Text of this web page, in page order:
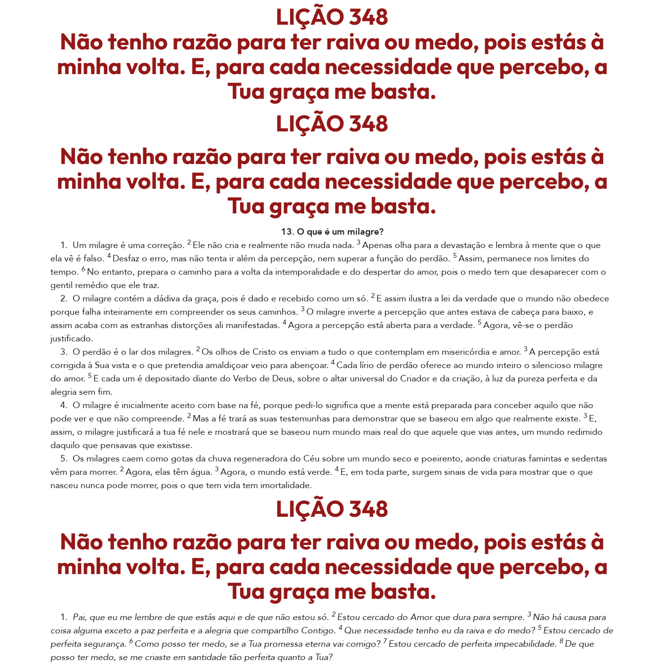
LIÇÃO 348
Não tenho razão para ter raiva ou medo, pois estás à
minha volta. E, para cada necessidade que percebo, a
Tua graça me basta.
LIÇÃO 348
Não tenho razão para ter raiva ou medo, pois estás à
minha volta. E, para cada necessidade que percebo, a
Tua graça me basta.
13. O que é um milagre?
1. Um milagre é uma correção. 2 Ele não cria e realmente não muda nada. 3 Apenas olha para a devastação e lembra à mente que o que
ela vê é falso. 4 Desfaz o erro, mas não tenta ir além da percepção, nem superar a função do perdão. 5 Assim, permanece nos limites do
tempo. 6 No entanto, prepara o caminho para a volta da intemporalidade e do despertar do amor, pois o medo tem que desaparecer com o
gentil remédio que ele traz.
2. O milagre contém a dádiva da graça, pois é dado e recebido como um só. 2 E assim ilustra a lei da verdade que o mundo não obedece
porque falha inteiramente em compreender os seus caminhos. 3 O milagre inverte a percepção que antes estava de cabeça para baixo, e
assim acaba com as estranhas distorções ali manifestadas. 4Agora a percepção está aberta para a verdade. 5 Agora, vê-se o perdão
justificado.
3. O perdão é o lar dos milagres. 2 Os olhos de Cristo os enviam a tudo o que contemplam em misericórdia e amor. 3 A percepção está
corrigida à Sua vista e o que pretendia amaldiçoar veio para abençoar. 4Cada lírio de perdão oferece ao mundo inteiro o silencioso milagre
do amor. 5 E cada um é depositado diante do Verbo de Deus, sobre o altar universal do Criador e da criação, à luz da pureza perfeita e da
alegria sem fim.
4. O milagre é inicialmente aceito com base na fé, porque pedi-lo significa que a mente está preparada para conceber aquilo que não
pode ver e que não compreende. 2 Mas a fé trará as suas testemunhas para demonstrar que se baseou em algo que realmente existe. 3 E,
assim, o milagre justificará a tua fé nele e mostrará que se baseou num mundo mais real do que aquele que vias antes, um mundo redimido
daquilo que pensavas que existisse.
5. Os milagres caem como gotas da chuva regeneradora do Céu sobre um mundo seco e poeirento, aonde criaturas famintas e sedentas
vêm para morrer. 2 Agora, elas têm água. 3 Agora, o mundo está verde. 4 E, em toda parte, surgem sinais de vida para mostrar que o que
nasceu nunca pode morrer, pois o que tem vida tem imortalidade.
LIÇÃO 348
Não tenho razão para ter raiva ou medo, pois estás à
minha volta. E, para cada necessidade que percebo, a
Tua graça me basta.
1. Pai, que eu me lembre de que estás aqui e de que não estou só. 2 Estou cercado do Amor que dura para sempre. 3 Não há causa para
coisa alguma exceto a paz perfeita e a alegria que compartilho Contigo. 4 Que necessidade tenho eu da raiva e do medo? 5 Estou cercado de
perfeita segurança. 6 Como posso ter medo, se a Tua promessa eterna vai comigo? 7 Estou cercado de perfeita impecabilidade. 8 De que
posso ter medo, se me criaste em santidade tão perfeita quanto a Tua?